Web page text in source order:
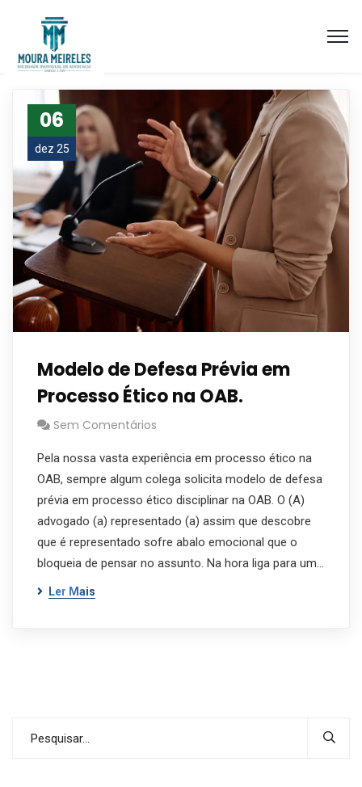
06
dez 25
Modelo de Defesa Prévia em
Processo Ético na OAB.
Sem Comentários
Pela nossa vasta experiência em processo ético na
OAB, sempre algum colega solicita modelo de defesa
prévia em processo ético disciplinar na OAB. O (A)
advogado (a) representado (a) assim que descobre
que é representado sofre abalo emocional que o
bloqueia de pensar no assunto. Na hora liga para um…
Ler Mais